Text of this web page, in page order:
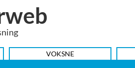
VOKSNE